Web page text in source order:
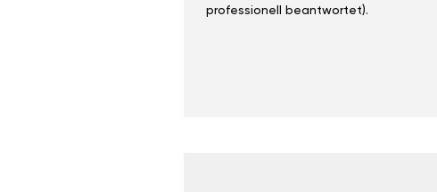
professionell beantwortet).